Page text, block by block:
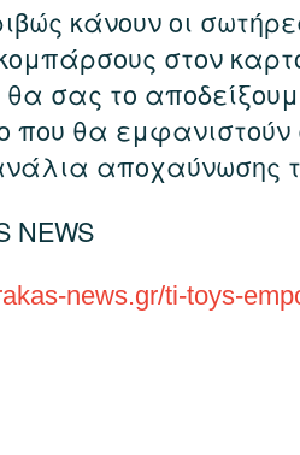
κάνουν οι
στον
σας το
που θα
αποχαύνωσης
NEWS
news.gr/ti-toys-